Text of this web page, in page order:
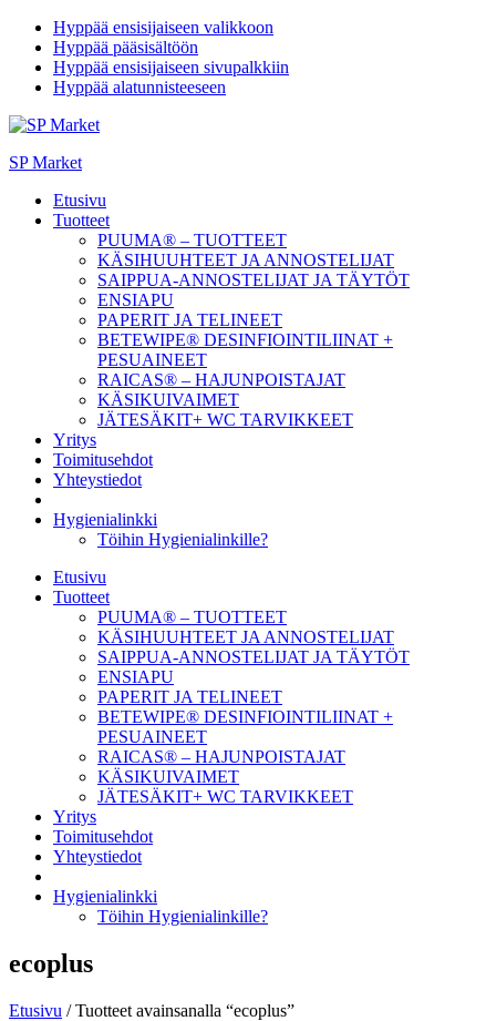
Hyppää ensisijaiseen valikkoon
Hyppää pääsisältöön
Hyppää ensisijaiseen sivupalkkiin
Hyppää alatunnisteeseen
SP Market
Etusivu
Tuotteet
PUUMA® – TUOTTEET
KÄSIHUUHTEET JA ANNOSTELIJAT
SAIPPUA-ANNOSTELIJAT JA TÄYTÖT
ENSIAPU
PAPERIT JA TELINEET
BETEWIPE® DESINFIOINTILIINAT +
PESUAINEET
RAICAS® – HAJUNPOISTAJAT
KÄSIKUIVAIMET
JÄTESÄKIT+ WC TARVIKKEET
Yritys
Toimitusehdot
Yhteystiedot
Hygienialinkki
Töihin Hygienialinkille?
Etusivu
Tuotteet
PUUMA® – TUOTTEET
KÄSIHUUHTEET JA ANNOSTELIJAT
SAIPPUA-ANNOSTELIJAT JA TÄYTÖT
ENSIAPU
PAPERIT JA TELINEET
BETEWIPE® DESINFIOINTILIINAT +
PESUAINEET
RAICAS® – HAJUNPOISTAJAT
KÄSIKUIVAIMET
JÄTESÄKIT+ WC TARVIKKEET
Yritys
Toimitusehdot
Yhteystiedot
Hygienialinkki
Töihin Hygienialinkille?
ecoplus
Etusivu / Tuotteet avainsanalla “ecoplus”